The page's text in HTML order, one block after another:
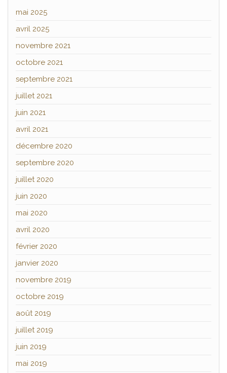
mai 2025
avril 2025
novembre 2021
octobre 2021
septembre 2021
juillet 2021
juin 2021
avril 2021
décembre 2020
septembre 2020
juillet 2020
juin 2020
mai 2020
avril 2020
février 2020
janvier 2020
novembre 2019
octobre 2019
août 2019
juillet 2019
juin 2019
mai 2019